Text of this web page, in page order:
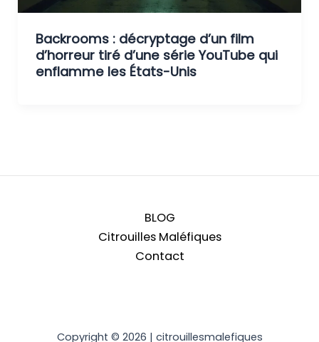
Backrooms : décryptage d’un film
d’horreur tiré d’une série YouTube qui
enflamme les États-Unis
BLOG
Citrouilles Maléfiques
Contact
Copyright © 2026 | citrouillesmalefiques